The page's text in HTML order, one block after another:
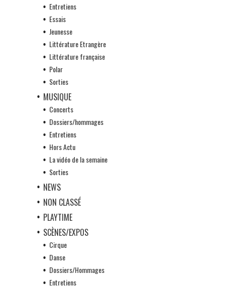
Entretiens
Essais
Jeunesse
Littérature Etrangère
Littérature française
Polar
Sorties
MUSIQUE
Concerts
Dossiers/hommages
Entretiens
Hors Actu
La vidéo de la semaine
Sorties
NEWS
NON CLASSÉ
PLAYTIME
SCÈNES/EXPOS
Cirque
Danse
Dossiers/Hommages
Entretiens